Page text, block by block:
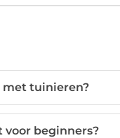
met tuinieren?
voor beginners?